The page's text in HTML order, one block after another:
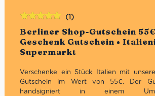
Berliner Shop-Gutschein 55€
Geschenk Gutschein •
Supermarkt
(1)
Verschenke ein Stück Italien mit
Gutschein im Wert von 55€. Der
handsigniert in einem
Bewertet
mit5.00von
5